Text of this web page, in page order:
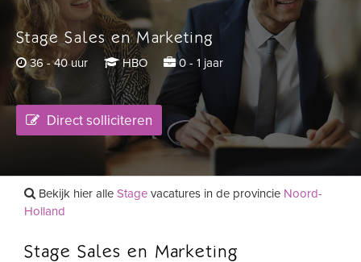
formulier
Stage Sales en Marketing
36 - 40 uur HBO 0 - 1 jaar
Direct solliciteren
Bekijk hier alle Stage vacatures in de provincie Noord-
Holland
Stage Sales en Marketing